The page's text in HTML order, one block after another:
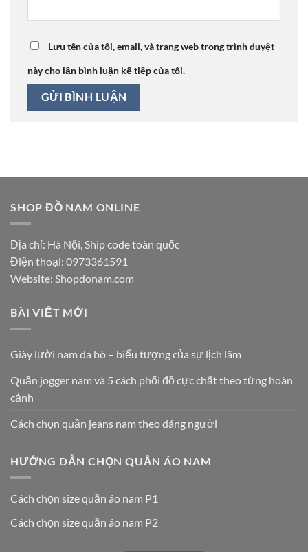
Lưu tên của tôi, email, và trang web trong trình duyệt
này cho lần bình luận kế tiếp của tôi.
SHOP ĐỒ NAM ONLINE
Địa chỉ: Hà Nội, Ship code toàn quốc
Điện thoại: 0973361591
Website: Shopdonam.com
BÀI VIẾT MỚI
Giày lười nam da bò – biểu tượng của sự lịch lãm
Quần jogger nam và 5 cách phối đồ cực chất theo từng hoàn
cảnh
Cách chọn quần jeans nam theo dáng người
HƯỚNG DẪN CHỌN QUẦN ÁO NAM
Cách chọn size quần áo nam P1
Cách chọn size quần áo nam P2